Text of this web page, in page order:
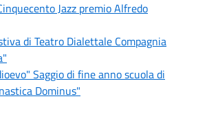
Jazz premio Alfredo
di Teatro Dialettale Compagnia
Saggio di fine anno scuola di
Dominus"